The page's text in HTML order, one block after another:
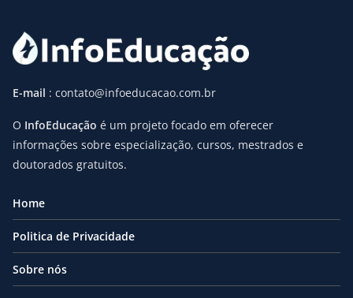
E-mail : contato@infoeducacao.com.br
O InfoEducação é um projeto focado em oferecer
informações sobre especialização, cursos, mestrados e
doutorados gratuitos.
Home
Politica de Privacidade
Sobre nós